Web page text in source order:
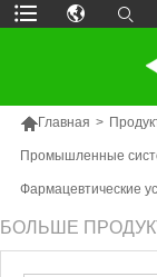
Главная >
Промышленные
Фармацевтические
БОЛЬШЕ